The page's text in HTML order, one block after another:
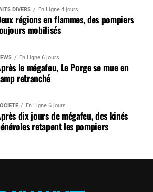
DIVERS En Ligne 4 jours
régions en flammes, des pompiers
mobilisés
En Ligne 6 jours
le mégafeu, Le Porge se mue en
retranché
En Ligne 6 jours
dix jours de mégafeu, des kinés
retapent les pompiers